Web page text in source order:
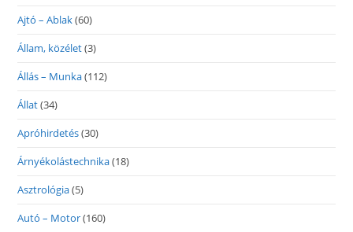
Ajtó – Ablak(60)
Állam, közélet(3)
Állás – Munka(112)
Állat(34)
Apróhirdetés(30)
Árnyékolástechnika(18)
Asztrológia(5)
Autó – Motor(160)